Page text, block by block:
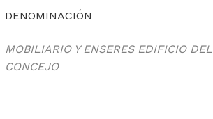
DENOMINACIÓN
MOBILIARIO Y ENSERES EDIFICIO DEL
CONCEJO